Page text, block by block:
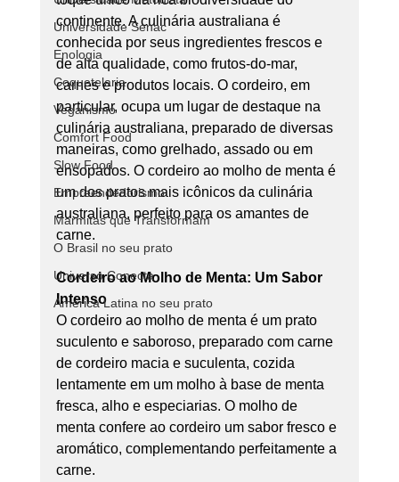
Universidade Senac
Enologia
Coquetelaria
Veganismo
Comfort Food
Slow Food
Empreendedorismo
Marmitas que Transformam
O Brasil no seu prato
Universo Conecta
América Latina no seu prato
continente. A culinária australiana é
conhecida por seus ingredientes frescos e
de alta qualidade, como frutos-do-mar,
carnes e produtos locais. O cordeiro, em
particular, ocupa um lugar de destaque na
culinária australiana, preparado de diversas
maneiras, como grelhado, assado ou em
ensopados. O cordeiro ao molho de menta é
um dos pratos mais icônicos da culinária
australiana, perfeito para os amantes de
carne.
Cordeiro ao Molho de Menta: Um Sabor
Intenso
O cordeiro ao molho de menta é um prato
suculento e saboroso, preparado com carne
de cordeiro macia e suculenta, cozida
lentamente em um molho à base de menta
fresca, alho e especiarias. O molho de
menta confere ao cordeiro um sabor fresco e
aromático, complementando perfeitamente a
carne.